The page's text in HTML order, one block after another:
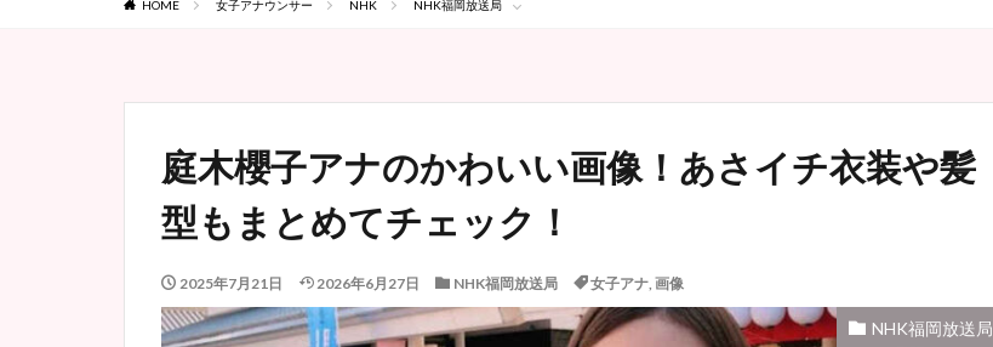
HOME 女子アナウンサー NHK NHK福岡放送局
庭木櫻子アナのかわいい画像！あさイチ衣装や髪
型もまとめてチェック！
2025年7月21日 2026年6月27日 NHK福岡放送局 女子アナ, 画像
NHK福岡放送局